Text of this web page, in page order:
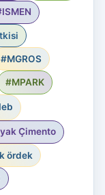
#MGROS
#MPARK
Çimento
ördek